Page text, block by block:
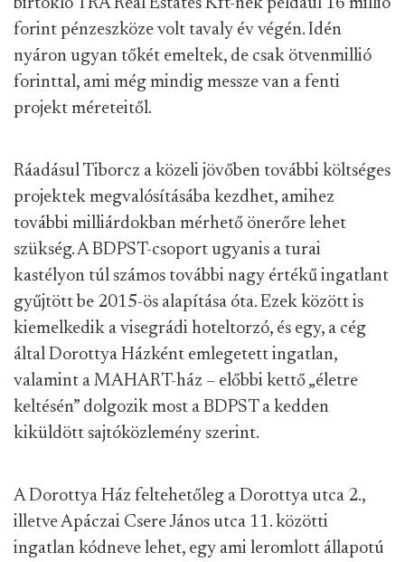
birtokló TRA Real Estates Kft-nek például 16 millió
forint pénzeszköze volt tavaly év végén. Idén
nyáron ugyan tőkét emeltek, de csak ötvenmillió
forinttal, ami még mindig messze van a fenti
projekt méreteitől.
Ráadásul Tiborcz a közeli jövőben további költséges
projektek megvalósításába kezdhet, amihez
további milliárdokban mérhető önerőre lehet
szükség. A BDPST-csoport ugyanis a turai
kastélyon túl számos további nagy értékű ingatlant
gyűjtött be 2015-ös alapítása óta. Ezek között is
kiemelkedik a visegrádi hoteltorzó, és egy, a cég
által Dorottya Házként emlegetett ingatlan,
valamint a MAHART-ház – előbbi kettő „életre
keltésén” dolgozik most a BDPST a kedden
kiküldött sajtóközlemény szerint.
A Dorottya Ház feltehetőleg a Dorottya utca 2.,
illetve Apáczai Csere János utca 11. közötti
ingatlan kódneve lehet, egy ami leromlott állapotú